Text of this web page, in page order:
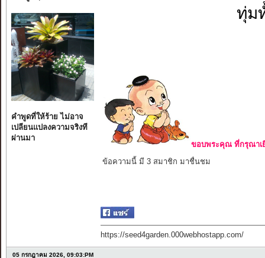
คำพูดที่ให้ร้าย ไม่อาจ
เปลียนแปลงความจริงที
ผ่านมา
ทุ่ม
ขอบพระคุณ ที่กรุณาเ
ข้อความนี้ มี 3 สมาชิก มาชื่นชม
https://seed4garden.000webhostapp.com/
05 กรกฎาคม 2026, 09:03:PM